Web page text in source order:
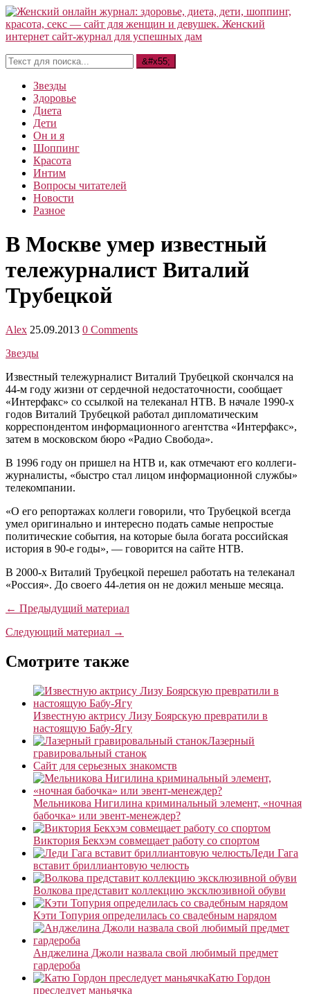
Звезды
Здоровье
Диета
Дети
Он и я
Шоппинг
Красота
Интим
Вопросы читателей
Новости
Разное
В Москве умер известный
тележурналист Виталий
Трубецкой
Alex 25.09.2013 0 Comments
Звезды
Известный тележурналист Виталий Трубецкой скончался на
44-м году жизни от сердечной недостаточности, сообщает
«Интерфакс» со ссылкой на телеканал НТВ. В начале 1990-х
годов Виталий Трубецкой работал дипломатическим
корреспондентом информационного агентства «Интерфакс»,
затем в московском бюро «Радио Свобода».
В 1996 году он пришел на НТВ и, как отмечают его коллеги-
журналисты, «быстро стал лицом информационной службы»
телекомпании.
«О его репортажах коллеги говорили, что Трубецкой всегда
умел оригинально и интересно подать самые непростые
политические события, на которые была богата российская
история в 90-е годы», — говорится на сайте НТВ.
В 2000-х Виталий Трубецкой перешел работать на телеканал
«Россия». До своего 44-летия он не дожил меньше месяца.
← Предыдущий материал
Следующий материал →
Смотрите также
Известную актрису Лизу Боярскую превратили в
настоящую Бабу-Ягу
Лазерный
гравировальный станок
Сайт для серьезных знакомств
Мельникова Нигилина криминальный элемент, «ночная
бабочка» или эвент-менеждер?
Виктория Бекхэм совмещает работу со спортом
Леди Гага
вставит бриллиантовую челюсть
Волкова представит коллекцию эксклюзивной обуви
Кэти Топурия определилась со свадебным нарядом
Анджелина Джоли назвала свой любимый предмет
гардероба
Катю Гордон
преследует маньячка